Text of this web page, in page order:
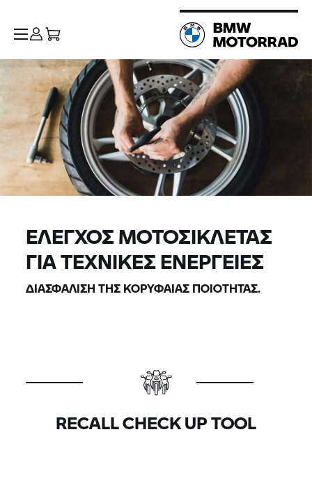
ΕΛΕΓΧΟΣ ΜΟΤΟΣΙΚΛΕΤΑΣ
ΓΙΑ ΤΕΧΝΙΚΕΣ ΕΝΕΡΓΕΙΕΣ
ΔΙΑΣΦΑΛΙΣΗ ΤΗΣ ΚΟΡΥΦΑΙΑΣ ΠΟΙΟΤΗΤΑΣ.
RECALL CHECK UP TOOL